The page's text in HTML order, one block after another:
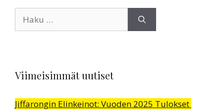
Viimeisimmät uutiset
Jiffarongin Elinkeinot: Vuoden 2025 Tulokset